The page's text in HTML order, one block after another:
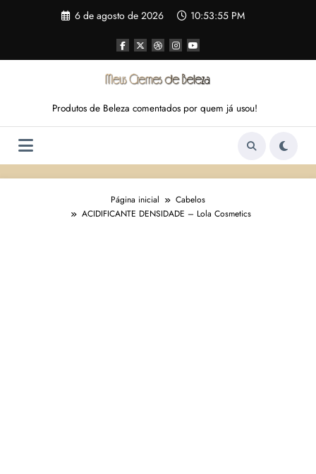
6 de agosto de 2026 10:53:56 PM
Produtos de Beleza comentados por quem já usou!
Página inicial
Cabelos
ACIDIFICANTE DENSIDADE – Lola Cosmetics